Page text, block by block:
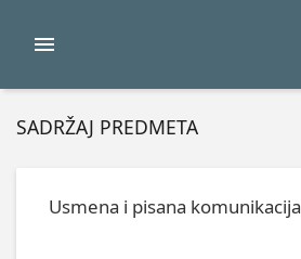
SADRŽAJ PREDMETA
Usmena i pisana komunikacija